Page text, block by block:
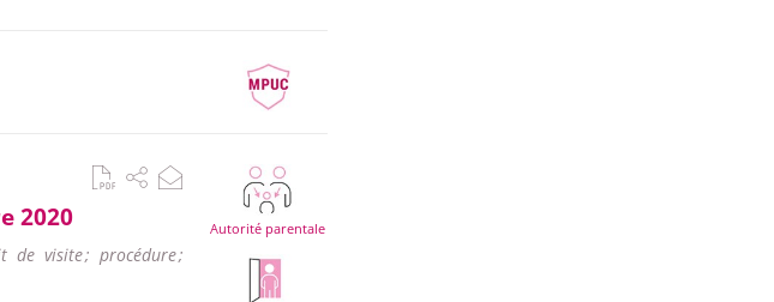
2020
de visite ; procédure ;
Autorité parentale